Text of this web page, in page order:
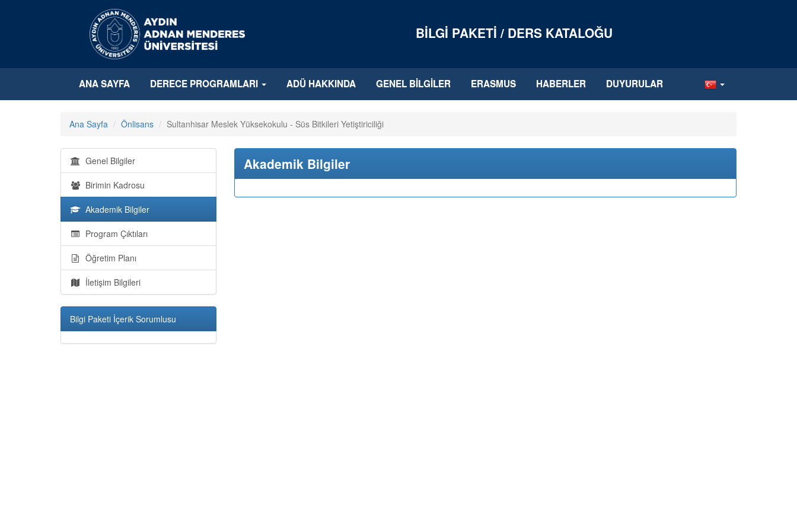
BILGI PAKETI / DERS KATALOĞU
ANA SAYFA DERECE PROGRAMLARI ADÜ HAKKINDA GENEL BILGILER ERASMUS HABERLER DUYURULAR
Ana Sayfa Önlisans Sultanhisar Meslek Yüksekokulu - Süs Bitkileri Yetiştiriciliği
Genel Bilgiler
Birimin Kadrosu
Akademik Bilgiler
Program Çıktıları
Öğretim Planı
İletişim Bilgileri
Bilgi Paketi İçerik Sorumlusu
Akademik Bilgiler